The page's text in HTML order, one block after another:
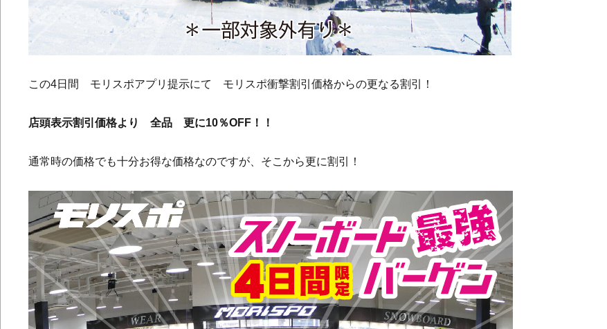
この4日間 モリスポアプリ提示にて モリスポ衝撃割引価格からの更なる割引！
店頭表示割引価格より 全品 更に10％OFF！！
通常時の価格でも十分お得な価格なのですが、そこから更に割引！